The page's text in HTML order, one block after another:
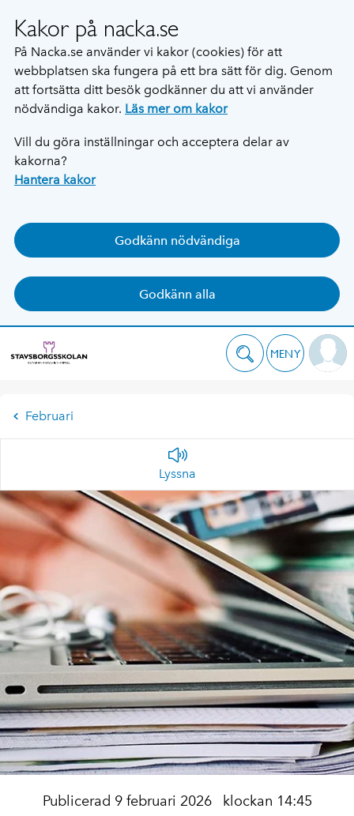
Kakor på nacka.se
På Nacka.se använder vi kakor (cookies) för att
webbplatsen ska fungera på ett bra sätt för dig. Genom
att fortsätta ditt besök godkänner du att vi använder
nödvändiga kakor. Läs mer om kakor
Vill du göra inställningar och acceptera delar av
kakorna?
Hantera kakor
Godkänn nödvändiga
Godkänn alla
MENY
Februari
Lyssna
Publicerad 9 februari 2026 klockan 14:45